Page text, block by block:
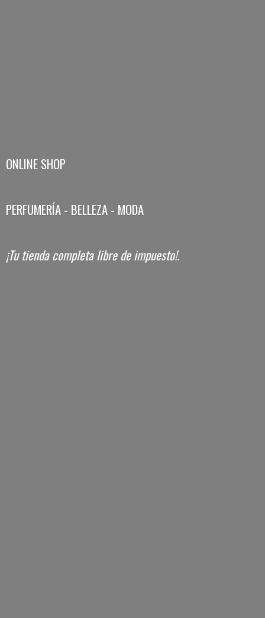
ONLINE SHOP
PERFUMERÍA - BELLEZA - MODA
¡Tu tienda completa librede impuesto!.